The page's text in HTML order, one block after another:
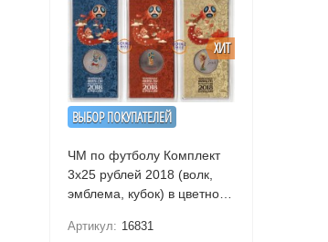
ВЫБОР ПОКУПАТЕЛЕЙ
ХИТ
ЧМ по футболу Комплект
3х25 рублей 2018 (волк,
эмблема, кубок) в цветном
Артикул: 16831